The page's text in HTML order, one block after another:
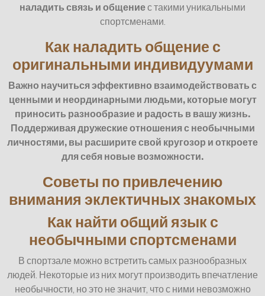
наладить связь и общениес такими уникальными
спортсменами.
Как наладить общение с
оригинальными индивидуумами
Важно научиться эффективно взаимодействовать с
ценными и неординарными людьми, которые могут
приносить разнообразие и радость в вашу жизнь.
Поддерживая дружеские отношения с необычными
личностями, вы расширите свой кругозор и откроете
для себя новые возможности.
Советы по привлечению
внимания эклектичных знакомых
Как найти общий язык с
необычными спортсменами
В спортзале можно встретить самых разнообразных
людей. Некоторые из них могут производить впечатление
необычности, но это не значит, что с ними невозможно